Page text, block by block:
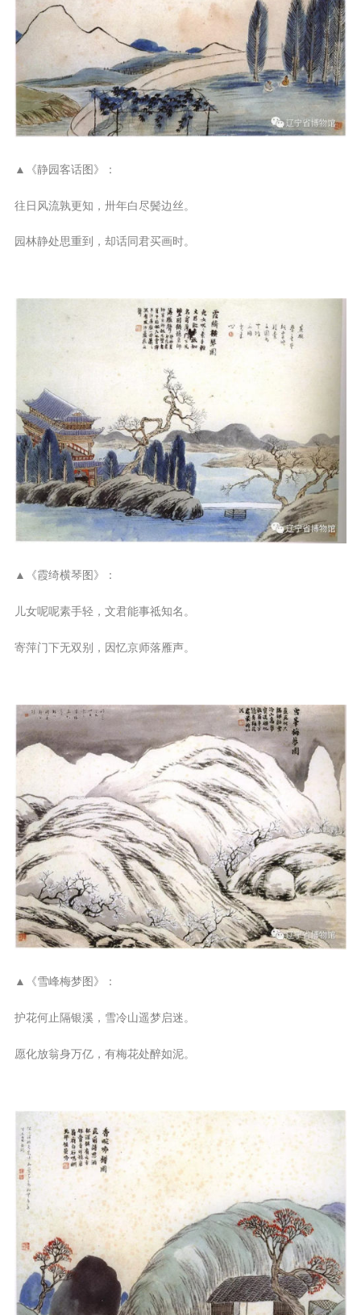
▲《静园客话图》：
往日风流孰更知，卅年白尽鬓边丝。
园林静处思重到，却话同君买画时。
▲《霞绮横琴图》：
儿女呢呢素手轻，文君能事祗知名。
寄萍门下无双别，因忆京师落雁声。
▲《雪峰梅梦图》：
护花何止隔银溪，雪冷山遥梦启迷。
愿化放翁身万亿，有梅花处醉如泥。